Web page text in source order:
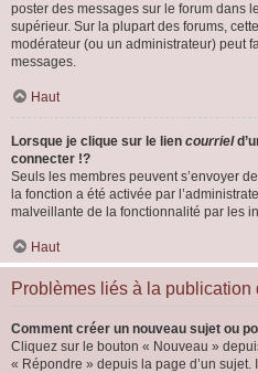
poster des messages sur le forum dans
supérieur. Sur la plupart des forums,
modérateur (ou un administrateur) peut
messages.
Haut
Lorsque je clique sur le lien courriel
connecter !?
Seuls les membres peuvent s’envoyer
la fonction a été activée par
malveillante de la fonctionnalité par les
Haut
Problèmes liés à la publication
Comment créer un nouveau sujet ou
Cliquez sur le bouton « Nouveau »
« Répondre » depuis la page d’un sujet.